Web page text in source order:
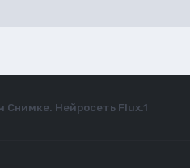
Снимке. Нейросеть Flux.1